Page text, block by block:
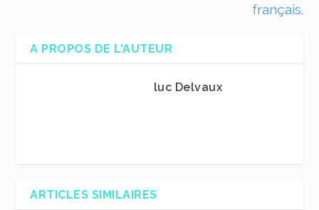
français.
A PROPOS DE L'AUTEUR
luc Delvaux
ARTICLES SIMILAIRES